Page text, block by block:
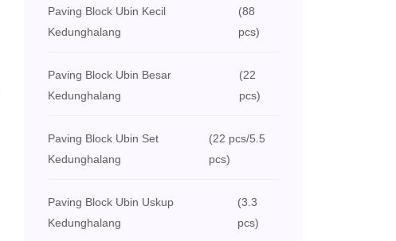
Paving Block Ubin Kecil
Kedunghalang
(88
pcs)
Paving Block Ubin Besar
Kedunghalang
(22
pcs)
Paving Block Ubin Set
Kedunghalang
(22 pcs/5.5
pcs)
Paving Block Ubin Uskup
Kedunghalang
(3.3
pcs)